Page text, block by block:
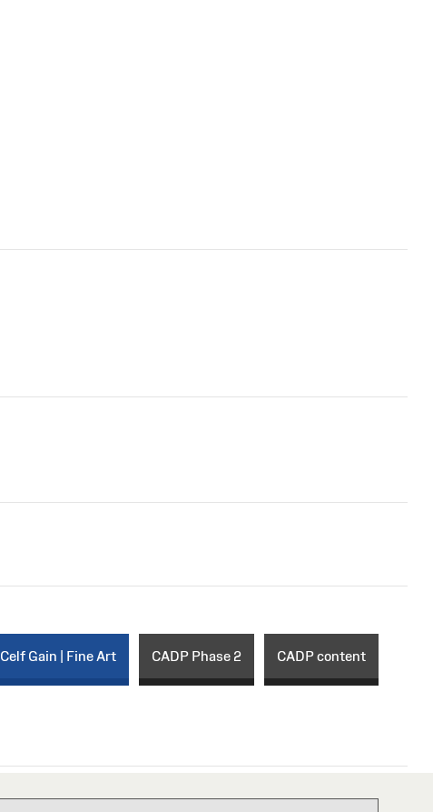
Celf Gain | Fine Art CADP Phase 2 CADP content